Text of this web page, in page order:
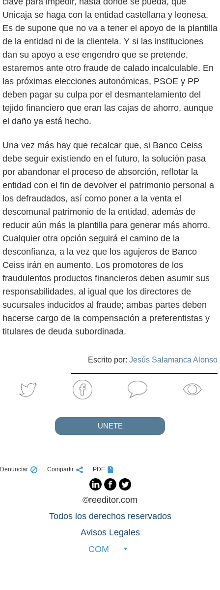
Unicaja se haga con la entidad castellana y leonesa.
Es de supone que no va a tener el apoyo de la plantilla
de la entidad ni de la clientela. Y si las instituciones
dan su apoyo a ese engendro que se pretende,
estaremos ante otro fraude de calado incalculable. En
las próximas elecciones autonómicas, PSOE y PP
deben pagar su culpa por el desmantelamiento del
tejido financiero que eran las cajas de ahorro, aunque
el daño ya está hecho.
Una vez más hay que recalcar que, si Banco Ceiss
debe seguir existiendo en el futuro, la solución pasa
por abandonar el proceso de absorción, reflotar la
entidad con el fin de devolver el patrimonio personal a
los defraudados, así como poner a la venta el
descomunal patrimonio de la entidad, además de
reducir aún más la plantilla para generar más ahorro.
Cualquier otra opción seguirá el camino de la
desconfianza, a la vez que los agujeros de Banco
Ceiss irán en aumento. Los promotores de los
fraudulentos productos financieros deben asumir sus
responsabilidades, al igual que los directores de
sucursales inducidos al fraude; ambas partes deben
hacerse cargo de la compensación a preferentistas y
titulares de deuda subordinada.
Escrito por: Jesús Salamanca Alonso
UNETE
Denunciar Compartir PDF
©reeditor.com
Todos los derechos reservados
Avisos Legales